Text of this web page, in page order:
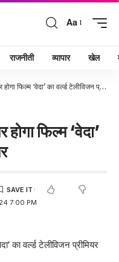
Aa
राजनीती व्यापार खेल
फिल्म ‘वेदा’ का वर्ल्ड टेलीविजन प्रीमियर
फिल्म ‘वेदा’
7:00 PM